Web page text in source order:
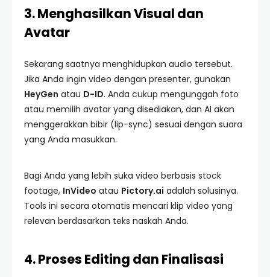
3. Menghasilkan Visual dan
Avatar
Sekarang saatnya menghidupkan audio tersebut.
Jika Anda ingin video dengan presenter, gunakan
HeyGen atau D-ID. Anda cukup mengunggah foto
atau memilih avatar yang disediakan, dan AI akan
menggerakkan bibir (lip-sync) sesuai dengan suara
yang Anda masukkan.
Bagi Anda yang lebih suka video berbasis stock
footage, InVideo atau Pictory.ai adalah solusinya.
Tools ini secara otomatis mencari klip video yang
relevan berdasarkan teks naskah Anda.
4. Proses Editing dan Finalisasi